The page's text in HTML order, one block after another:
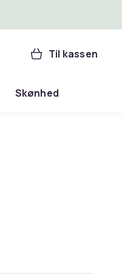
Til kassen
Skønhed